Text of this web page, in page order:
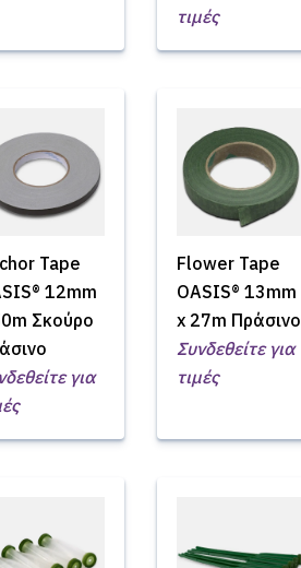
τιμές
Tape
12mm
Σκούρο
για
Flower Tape
OASIS® 13mm
x 27m Πράσινο
Συνδεθείτε για
τιμές